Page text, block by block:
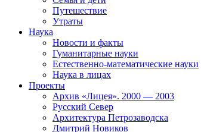
Путешествие
Утраты
Наука
Новости и факты
Гуманитарные науки
Естественно-математические науки
Наука в лицах
Проекты
Архив «Лицея». 2000 — 2003
Русский Север
Архитектура Петрозаводска
Дмитрий Новиков